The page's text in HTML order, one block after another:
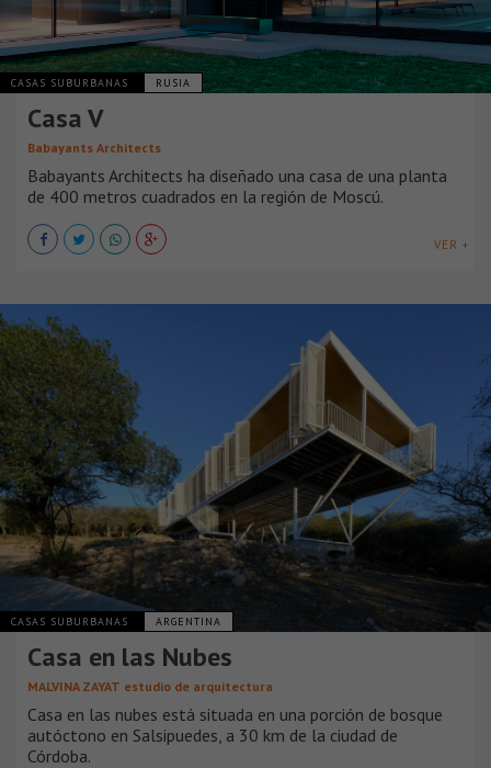
CASAS SUBURBANAS RUSIA
Casa V
Babayants Architects
Babayants Architects ha diseñado una casa de una planta
de 400 metros cuadrados en la región de Moscú.
VER +
CASAS SUBURBANAS ARGENTINA
Casa en las Nubes
MALVINA ZAYAT estudio de arquitectura
Casa en las nubes está situada en una porción de bosque
autóctono en Salsipuedes, a 30 km de la ciudad de
Córdoba.